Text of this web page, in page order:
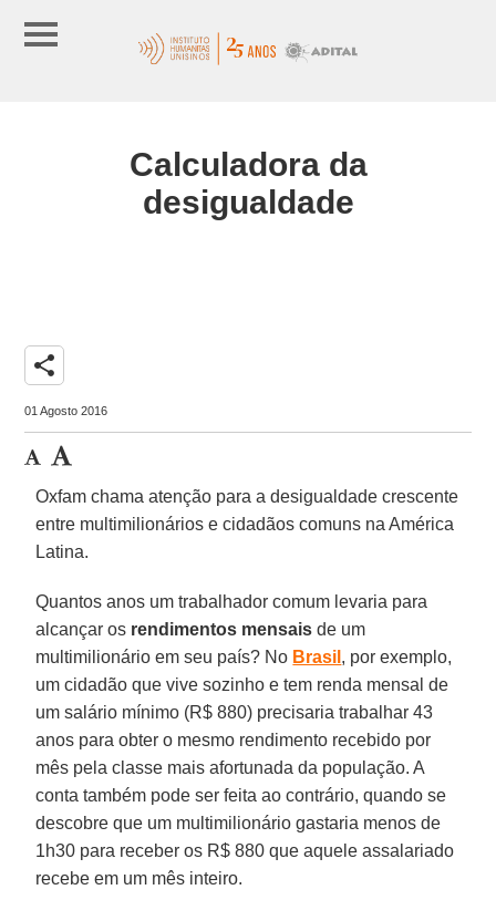
Calculadora da
desigualdade
share
01 Agosto 2016
Oxfam chama atenção para a desigualdade crescente
entre multimilionários e cidadãos comuns na América
Latina.
Quantos anos um trabalhador comum levaria para
alcançar os rendimentos mensais de um
multimilionário em seu país? No Brasil , por exemplo,
um cidadão que vive sozinho e tem renda mensal de
um salário mínimo (R$ 880) precisaria trabalhar 43
anos para obter o mesmo rendimento recebido por
mês pela classe mais afortunada da população. A
conta também pode ser feita ao contrário, quando se
descobre que um multimilionário gastaria menos de
1h30 para receber os R$ 880 que aquele assalariado
recebe em um mês inteiro.